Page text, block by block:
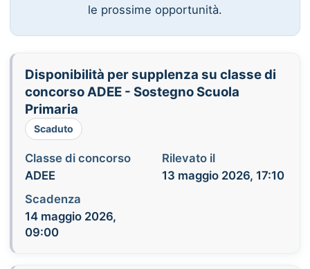
le prossime opportunità.
Disponibilità per supplenza su classe di
concorso ADEE - Sostegno Scuola
Primaria
Scaduto
Classe di concorso
ADEE
Rilevato il
13 maggio 2026, 17:10
Scadenza
14 maggio 2026,
09:00